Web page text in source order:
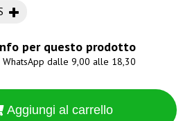
per questo prodotto
WhatsApp dalle 9,00 alle 18,30
Aggiungi al carrello